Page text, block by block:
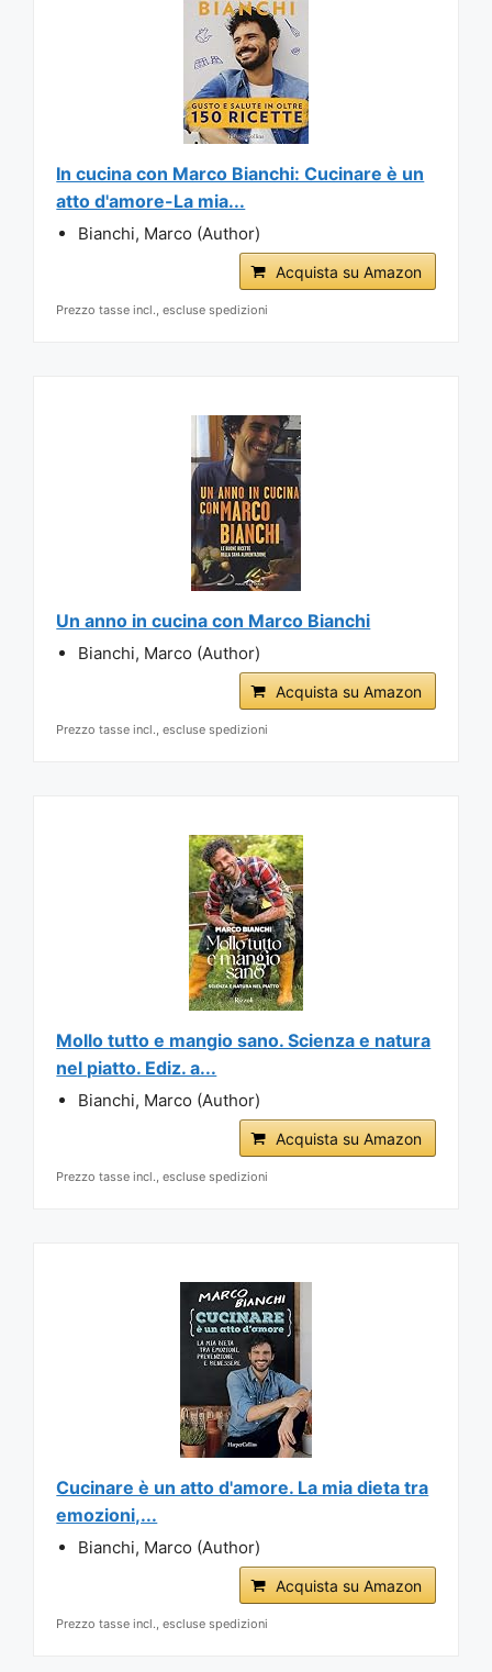
In cucina con Marco Bianchi: Cucinare è un
atto d'amore-La mia...
Bianchi, Marco (Author)
Acquista su Amazon
Prezzo tasse incl., escluse spedizioni
Un anno in cucina con Marco Bianchi
Bianchi, Marco (Author)
Acquista su Amazon
Prezzo tasse incl., escluse spedizioni
Mollo tutto e mangio sano. Scienza e natura
nel piatto. Ediz. a...
Bianchi, Marco (Author)
Acquista su Amazon
Prezzo tasse incl., escluse spedizioni
Cucinare è un atto d'amore. La mia dieta tra
emozioni,...
Bianchi, Marco (Author)
Acquista su Amazon
Prezzo tasse incl., escluse spedizioni